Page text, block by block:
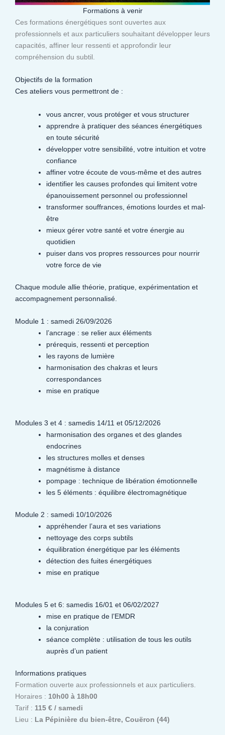
Formations à venir
Ces formations énergétiques sont ouvertes aux
professionnels et aux particuliers souhaitant développer leurs
capacités, affiner leur ressenti et approfondir leur
compréhension du subtil.​
Objectifs de la formation
Ces ateliers vous permettront de :
vous ancrer, vous protéger et vous structurer
apprendre à pratiquer des séances énergétiques
en toute sécurité
développer votre sensibilité, votre intuition et votre
confiance
affiner votre écoute de vous-même et des autres
identifier les causes profondes qui limitent votre
épanouissement personnel ou professionnel
transformer souffrances, émotions lourdes et mal-
être
mieux gérer votre santé et votre énergie au
quotidien
puiser dans vos propres ressources pour nourrir
votre force de vie
Chaque module allie théorie, pratique, expérimentation et
accompagnement personnalisé.
Module 1 : samedi 26/09/2026
l’ancrage : se relier aux éléments
prérequis, ressenti et perception
les rayons de lumière
harmonisation des chakras et leurs
correspondances
mise en pratique
Modules 3 et 4 : samedis 14/11 et 05/12/2026
harmonisation des organes et des glandes
endocrines
les structures molles et denses
magnétisme à distance
pompage : technique de libération émotionnelle
les 5 éléments : équilibre électromagnétique
Module 2 : samedi 10/10/2026
appréhender l’aura et ses variations
nettoyage des corps subtils
équilibration énergétique par les éléments
détection des fuites énergétiques
mise en pratique
Modules 5 et 6: samedis 16/01 et 06/02/2027
mise en pratique de l’EMDR
la conjuration
séance complète : utilisation de tous les outils
auprès d’un patient
Informations pratiques
Formation ouverte aux professionnels et aux particuliers.
Horaires : 10h00 à 18h00
Tarif : 115 € / samedi
Lieu : La Pépinière du bien-être, Couëron (44)